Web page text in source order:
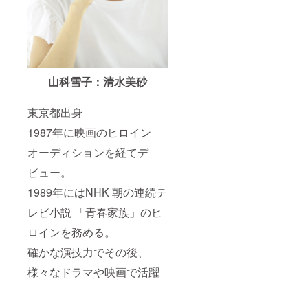
山科雪子：清水美砂
東京都出身
1987年に映画のヒロイン
オーディションを経てデ
ビュー。
1989年にはNHK 朝の連続テ
レビ小説 「青春家族」のヒ
ロインを務める。
確かな演技力でその後、
様々なドラマや映画で活躍